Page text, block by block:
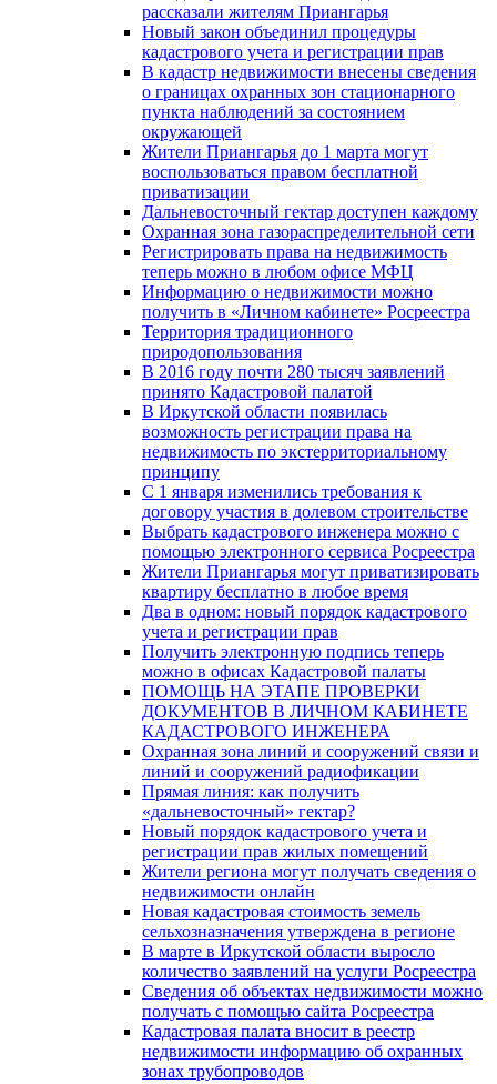
рассказали жителям Приангарья
Новый закон объединил процедуры
кадастрового учета и регистрации прав
В кадастр недвижимости внесены сведения
о границах охранных зон стационарного
пункта наблюдений за состоянием
окружающей
Жители Приангарья до 1 марта могут
воспользоваться правом бесплатной
приватизации
Дальневосточный гектар доступен каждому
Охранная зона газораспределительной сети
Регистрировать права на недвижимость
теперь можно в любом офисе МФЦ
Информацию о недвижимости можно
получить в «Личном кабинете» Росреестра
Территория традиционного
природопользования
В 2016 году почти 280 тысяч заявлений
принято Кадастровой палатой
В Иркутской области появилась
возможность регистрации права на
недвижимость по экстерриториальному
принципу
C 1 января изменились требования к
договору участия в долевом строительстве
Выбрать кадастрового инженера можно с
помощью электронного сервиса Росреестра
Жители Приангарья могут приватизировать
квартиру бесплатно в любое время
Два в одном: новый порядок кадастрового
учета и регистрации прав
Получить электронную подпись теперь
можно в офисах Кадастровой палаты
ПОМОЩЬ НА ЭТАПЕ ПРОВЕРКИ
ДОКУМЕНТОВ В ЛИЧНОМ КАБИНЕТЕ
КАДАСТРОВОГО ИНЖЕНЕРА
Охранная зона линий и сооружений связи и
линий и сооружений радиофикации
Прямая линия: как получить
«дальневосточный» гектар?
Новый порядок кадастрового учета и
регистрации прав жилых помещений
Жители региона могут получать сведения о
недвижимости онлайн
Новая кадастровая стоимость земель
сельхозназначения утверждена в регионе
В марте в Иркутской области выросло
количество заявлений на услуги Росреестра
Сведения об объектах недвижимости можно
получать с помощью сайта Росреестра
Кадастровая палата вносит в реестр
недвижимости информацию об охранных
зонах трубопроводов